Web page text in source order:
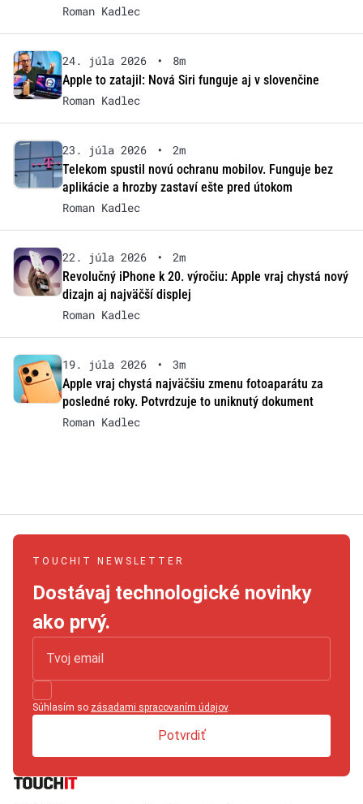
Roman Kadlec
24. júla 2026 •
8m
Apple to zatajil: Nová Siri funguje aj v slovenčine
Roman Kadlec
23. júla 2026 •
2m
Telekom spustil novú ochranu mobilov. Funguje bez
aplikácie a hrozby zastaví ešte pred útokom
Roman Kadlec
22. júla 2026 •
2m
Revolučný iPhone k 20. výročiu: Apple vraj chystá nový
dizajn aj najväčší displej
Roman Kadlec
19. júla 2026 •
3m
Apple vraj chystá najväčšiu zmenu fotoaparátu za
posledné roky. Potvrdzuje to uniknutý dokument
Roman Kadlec
TOUCHIT NEWSLETTER
Dostávaj technologické novinky
ako prvý.
Súhlasím so zásadami spracovaním údajov.
Potvrdiť